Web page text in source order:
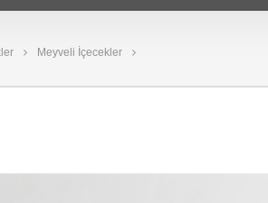
Meyveli İçecekler